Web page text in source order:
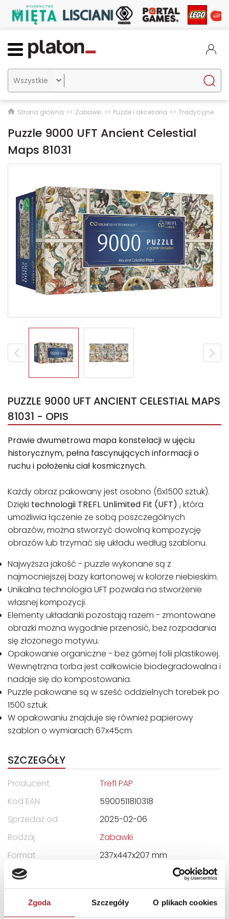
Zgoda Szczegóły O plikach cookies

Strona główna Zabawki Puzzle i akcesoria Tradycyjne
Puzzle 9000 UFT Ancient Celestial
Maps 81031
PUZZLE 9000 UFT ANCIENT CELESTIAL MAPS
81031 - OPIS
Prawie dwumetrowa mapa konstelacji w ujęciu
historycznym, pełna fascynujących informacji o
ruchu i położeniu ciał kosmicznych.
Każdy obraz pakowany jest osobno (6x1500 sztuk).
Dzięki technologii TREFL Unlimited Fit (UFT) , która
umożliwia łączenie ze sobą poszczególnych
obrazów, można stworzyć dowolną kompozycję
obrazów lub trzymać się układu według szablonu.
Najwyższa jakość - puzzle wykonane są z
najmocniejszej bazy kartonowej w kolorze niebieskim.
Unikalna technologia UFT pozwala na stworzenie
własnej kompozycji.
Elementy układanki pozostają razem - zmontowane
obrazki można wygodnie przenosić, bez rozpadania
się złożonego motywu.
Opakowanie organiczne - bez górnej folii plastikowej.
Wewnętrzna torba jest całkowicie biodegradowalna i
nadaje się do kompostowania.
Puzzle pakowane są w sześć oddzielnych torebek po
1500 sztuk.
W opakowaniu znajduje się również papierowy
szablon o wymiarach 67x45cm.
SZCZEGÓŁY
Producent
Trefl PAP
Kod EAN
5900511810318
Sprzedaż od
2025-02-06
Rodzaj
Zabawki
Format
237x447x207 mm
Zwrot towaru
DANE OSOBY ODPOWIEDZIALNEJ